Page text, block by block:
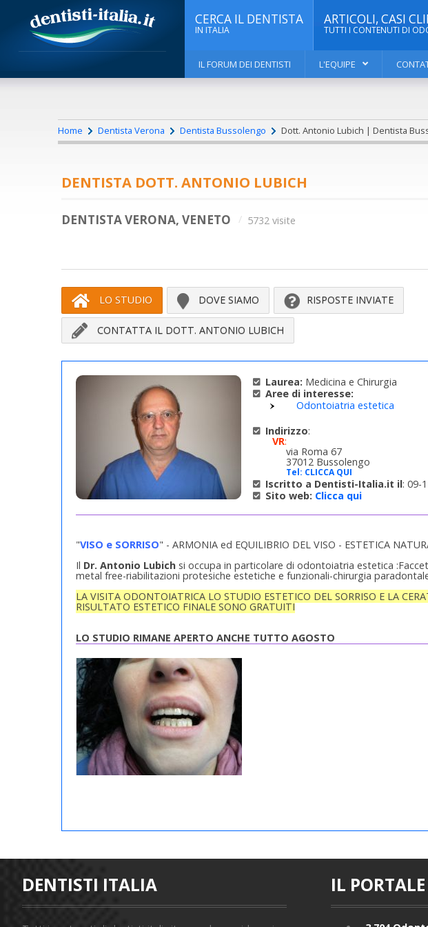
CERCA IL DENTISTA
IN ITALIA
ARTICOLI, CASI
TUTTI I CONTENUTI DI
IL FORUM DEI DENTISTI L'EQUIPE
Home Dentista Verona Dentista Bussolengo Dott. Antonio Lubich | Dentista
DENTISTA DOTT. ANTONIO LUBICH
DENTISTA VERONA, VENETO 5732 visite
LO STUDIO DOVE SIAMO RISPOSTE INVIATE
CONTATTA IL DOTT. ANTONIO LUBICH
Laurea: Medicina e Chirurgia
Aree di interesse:
Odontoiatria estetica
Indirizzo:
VR:
via Roma 67
37012 Bussolengo
Tel: CLICCA QUI
Iscritto a Dentisti-Italia.it il: 09-
Sito web: Clicca qui
"VISO e SORRISO" - ARMONIA ed EQUILIBRIO DEL VISO - ESTETICA
Il Dr. Antonio Lubich si occupa in particolare di odontoiatria estetica
metal free-riabilitazioni protesiche estetiche e funzionali-chirurgia
LA VISITA ODONTOIATRICA LO STUDIO ESTETICO DEL SORRISO E LA
RISULTATO ESTETICO FINALE SONO GRATUITI
LO STUDIO RIMANE APERTO ANCHE TUTTO AGOSTO
DENTISTI ITALIA IL PORTALE